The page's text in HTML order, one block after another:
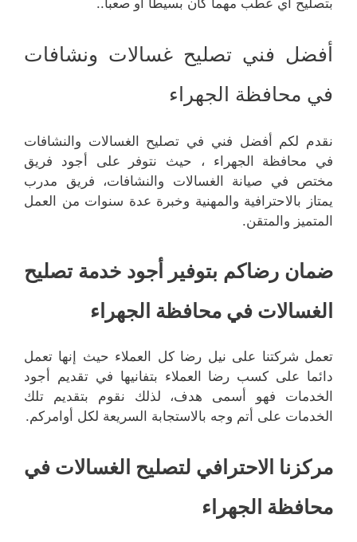
بتصليح أي عطب مهما كان بسيطا أو صعبا..
أفضل فني تصليح غسالات ونشافات
في محافظة الجهراء
نقدم لكم أفضل فني في تصليح الغسالات والنشافات
في محافظة الجهراء ، حيث نتوفر على أجود فريق
مختص في صيانة الغسالات والنشافات، فريق مدرب
يمتاز بالاحترافية والمهنية وخبرة عدة سنوات من العمل
المتميز والمتقن.
ضمان رضاكم بتوفير أجود خدمة تصليح
الغسالات في محافظة الجهراء
تعمل شركتنا على نيل رضا كل العملاء حيث إنها تعمل
دائما على كسب رضا العملاء بتفانيها في تقديم أجود
الخدمات فهو أسمى هدف، لذلك نقوم بتقديم تلك
الخدمات على أتم وجه بالاستجابة السريعة لكل أوامركم.
مركزنا الاحترافي لتصليح الغسالات في
محافظة الجهراء